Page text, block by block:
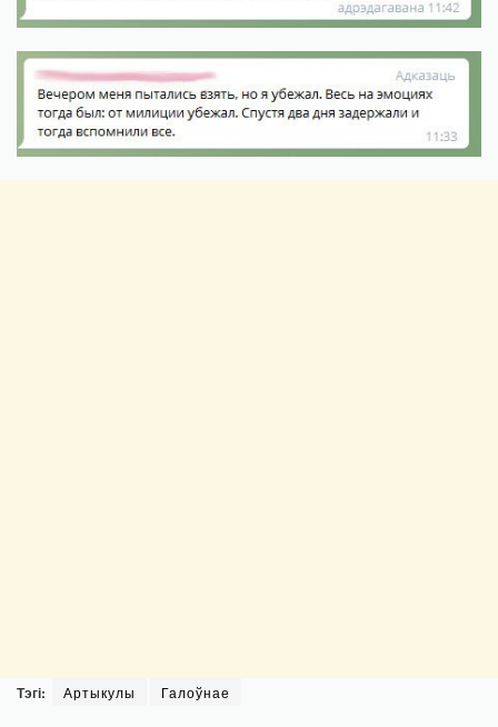
Тэгі: Артыкулы Галоўнае